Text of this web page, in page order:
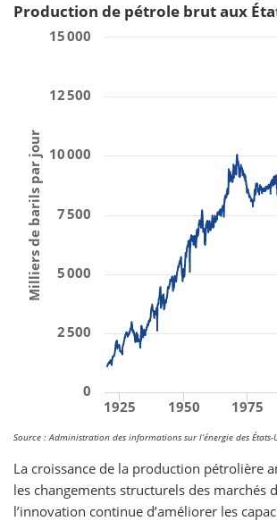
Production de pétrole brut aux
Milliers de barils par jour
1925 1950 1975
0
2 500
5 000
7 500
10 000
12 500
15 000
Source : Administration des informations sur l’énergie des
La croissance de la production pétrolière
les changements structurels des marchés
l’innovation continue d’améliorer les